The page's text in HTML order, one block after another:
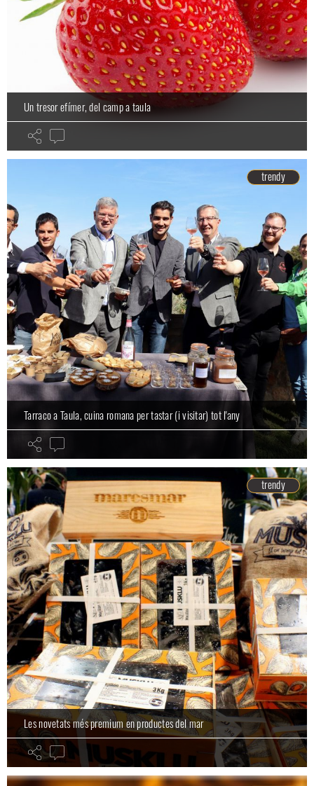
Un tresor efímer, del camp a taula
trendy
Tarraco a Taula, cuina romana per tastar (i visitar) tot l'any
trendy
Les novetats més premium en productes del mar